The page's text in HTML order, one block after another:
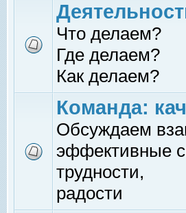
Что делаем?
Где делаем?
Как делаем?
Команда:
Обсуждаем
эффективные
трудности,
радости